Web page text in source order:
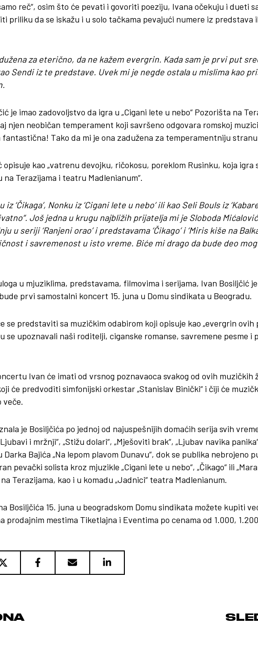
reč“, osim što će pevati i govoriti poeziju, Ivana očekuju i dueti
priliku da se iskažu i u solo tačkama pevajući numere iz predstava
za eterično, da ne kažem evergrin. Kada sam je prvi put
Sendi iz te predstave. Uvek mi je negde ostala u mislima kao
je imao zadovoljstvo da igra u „Cigani lete u nebo“ Pozorišta na
njen neobičan temperament koji savršeno odgovara romskoj
fantastična! Tako da mi je ona zadužena za temperamentniju
kao „vatrenu devojku, ričokosu, poreklom Rusinku, koja igra
Terazijama i teatru Madlenianum“.
iz ‘Čikaga’, Nonku iz ‘Cigani lete u nebo’ ili kao Seli Bouls iz
Još jedna u krugu najbližih prijatelja mi je Sloboda
u seriji ‘Ranjeni orao’ i predstavama ‘Čikago’ i ‘Miris kiše na
i savremenost u isto vreme. Biće mi drago da bude deo mog
u mjuziklima, predstavama, filmovima i serijama, Ivan Bosiljčić
prvi samostalni koncert 15. juna u Domu sindikata u Beogradu.
se predstaviti sa muzičkim odabirom koji opisuje kao „evergrin ovih
se upoznavali naši roditelji, ciganske romanse, savremene pesme i
Ivan će imati od vrsnog poznavaoca svakog od ovih muzičkih
će predvoditi simfonijski orkestar „Stanislav Binički“ i čiji će
veče.
je Bosiljčića po jednoj od najuspešnijih domaćih serija svih
i mržnji“, „Stižu dolari“, „Mješoviti brak“, „Ljubav navika
Bajića „Na lepom plavom Dunavu“, dok se publika nebrojeno
pevački solista kroz mjuzikle „Cigani lete u nebo“, „Čikago“ ili
Terazijama, kao i u komadu „Jadnici“ teatra Madlenianum.
Bosiljčića 15. juna u beogradskom Domu sindikata možete kupiti
prodajnim mestima Tiketlajna i Eventima po cenama od 1.000,